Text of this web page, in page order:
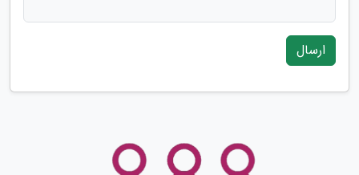
ارسال